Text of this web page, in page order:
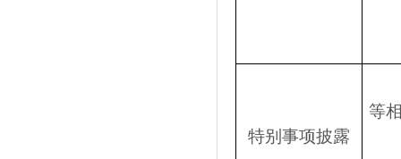
特别事项披露
等